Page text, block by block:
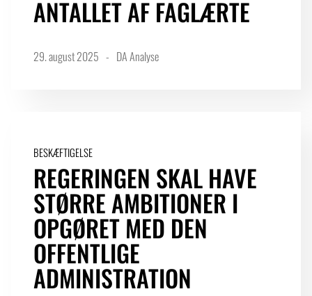
ANTALLET AF FAGLÆRTE
29. august 2025 DA Analyse
BESKÆFTIGELSE
REGERINGEN SKAL HAVE
STØRRE AMBITIONER I
OPGØRET MED DEN
OFFENTLIGE
ADMINISTRATION